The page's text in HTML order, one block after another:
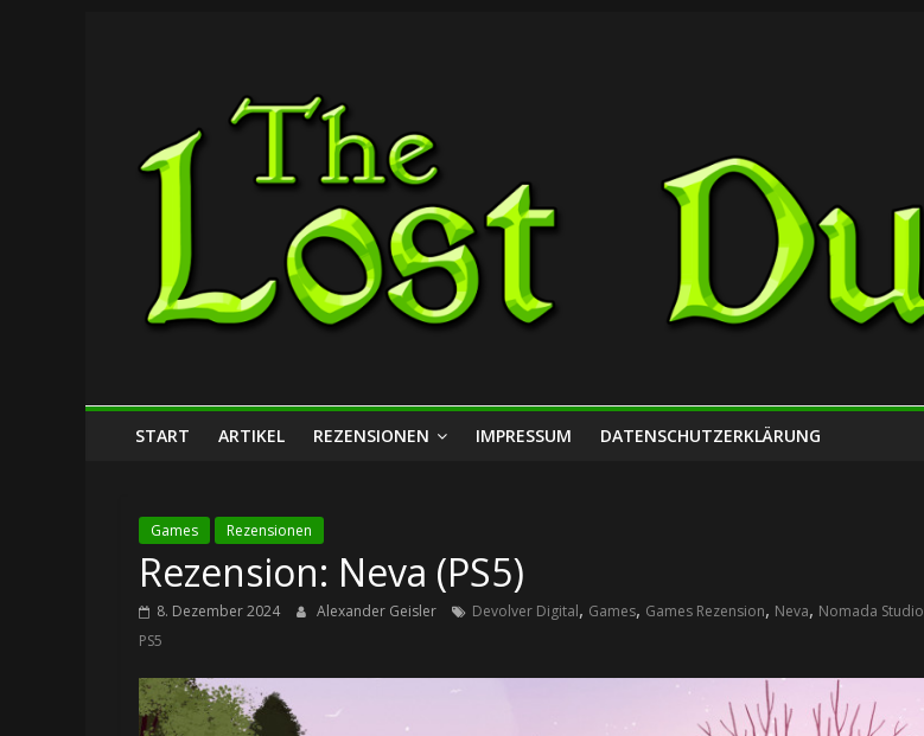
Lost
Dungeon
START ARTIKEL REZENSIONEN IMPRESSUM DATENSCHUTZERKLÄRUNG
Games Rezensionen
Rezension: Neva (PS5)
8. Dezember 2024 Alexander Geisler Devolver Digital, Games, Games Rezension, Neva, Nomada Studio
PS5